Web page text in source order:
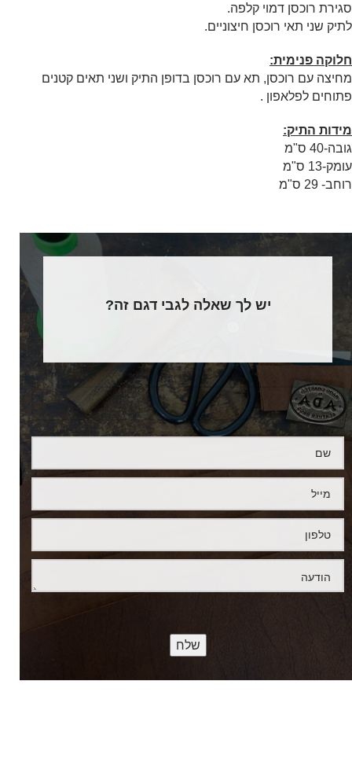
סגירת רוכסן דמוי קלפה.
לתיק שני תאי רוכסן חיצוניים.
חלוקה פנימית:
מחיצה עם רוכסן, תא עם רוכסן בדופן התיק ושני תאים קטנים
פתוחים לפלאפון .
מידות התיק:
גובה-40 ס"מ
עומק-13 ס"מ
רוחב- 29 ס"מ
יש לך שאלה לגבי דגם זה?